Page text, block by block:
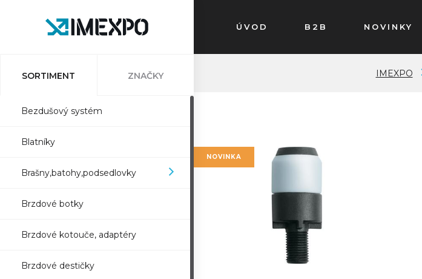
SORTIMENT ZNAČKY
Bezdušový systém
Blatníky
Brašny,batohy,podsedlovky
Brzdové botky
Brzdové kotouče, adaptéry
Brzdové destičky
ÚVOD B2B NOVINKY
IMEXPO
NOVINKA